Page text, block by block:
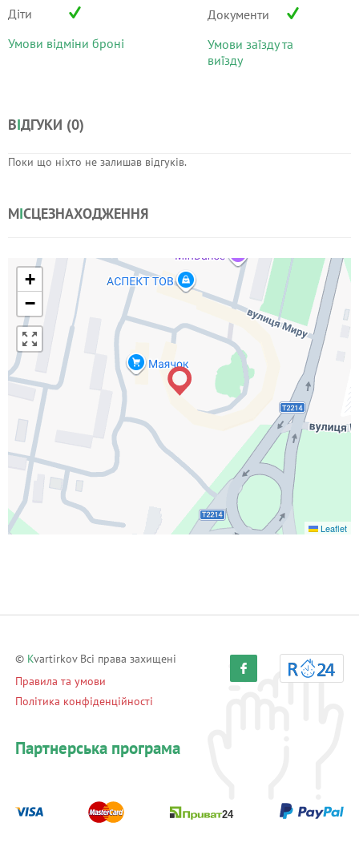
Діти
Умови відміни броні
Документи
Умови заїзду та
виїзду
ВІДГУКИ (0)
Поки що ніхто не залишав відгуків.
МІСЦЕЗНАХОДЖЕННЯ
+
−
Leaflet
© Kvartirkov Всі права захищені
Правила та умови
Політика конфіденційності
Партнерська програма